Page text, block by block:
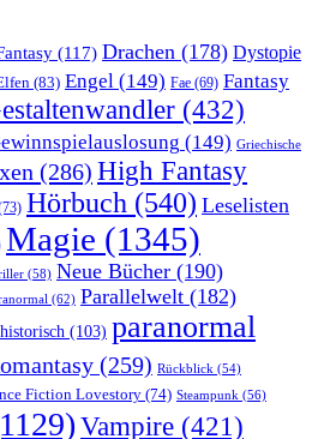
(117) Drachen (178) Dystopie
(83) Engel (149) Fae (69) Fantasy
(432)
(149) Griechische
(286) High Fantasy
Hörbuch (540) Leselisten
Magie (1345)
(58) Neue Bücher (190)
(62) Parallelwelt (182)
(103) paranormal
(259) Rückblick (54)
Fiction Lovestory (74) Steampunk (56)
Vampire (421)